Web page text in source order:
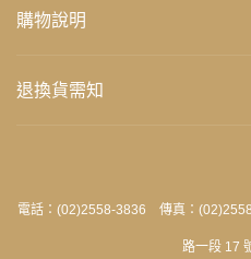
購物說明
退換貨需知
電話：(02)2558-3836 傳真：
路一段 17